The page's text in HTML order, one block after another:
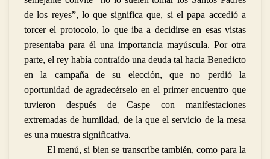
de los reyes”, lo que significa que, si el papa accedió a
torcer el protocolo, lo que iba a decidirse en esas vistas
presentaba para él una importancia mayúscula. Por otra
parte, el rey había contraído una deuda tal hacia Benedicto
en la campaña de su elección, que no perdió la
oportunidad de agradecérselo en el primer encuentro que
tuvieron después de Caspe con manifestaciones
extremadas de humildad, de la que el servicio de la mesa
es una muestra significativa.
El menú, si bien se transcribe también, como para la